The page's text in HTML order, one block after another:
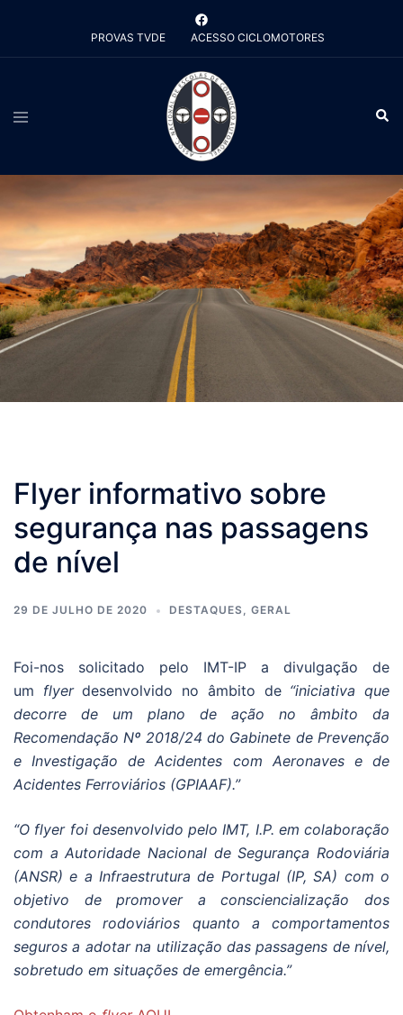
o
PROVAS TVDE ACESSO CICLOMOTORES
Alternar
menu
Flyer informativo sobre
segurança nas passagens
de nível
29 DE JULHO DE 2020 DESTAQUES, GERAL
Foi-nos solicitado pelo IMT-IP a divulgação de
um flyerdesenvolvido no âmbito de “iniciativa que
decorre de um plano de ação no âmbito da
Recomendação Nº 2018/24 do Gabinete de Prevenção
e Investigação de Acidentes com Aeronaves e de
Acidentes Ferroviários (GPIAAF).”
“O flyer foi desenvolvido pelo IMT, I.P. em colaboração
com a Autoridade Nacional de Segurança Rodoviária
(ANSR) e a Infraestrutura de Portugal (IP, SA) com o
objetivo de promover a consciencialização dos
condutores rodoviários quanto a comportamentos
seguros a adotar na utilização das passagens de nível,
sobretudo em situações de emergência.”